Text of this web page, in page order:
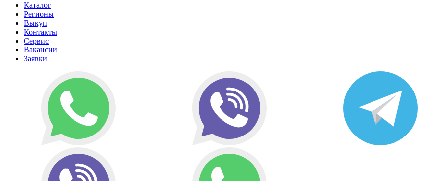
Каталог
Регионы
Выкуп
Контакты
Сервис
Вакансии
Заявки